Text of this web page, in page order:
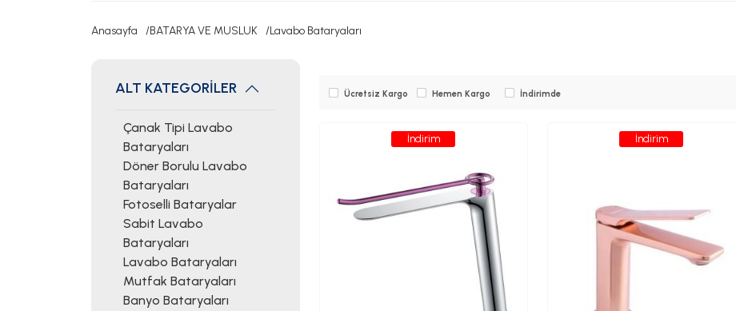
Anasayfa BATARYA VE MUSLUK Lavabo Bataryaları
ALT KATEGORİLER
Çanak Tipi Lavabo
Bataryaları
Döner Borulu Lavabo
Bataryaları
Fotoselli Bataryalar
Sabit Lavabo
Bataryaları
Lavabo Bataryaları
Mutfak Bataryaları
Banyo Bataryaları
Ücretsiz Kargo Hemen Kargo İndirimde
İndirim İndirim